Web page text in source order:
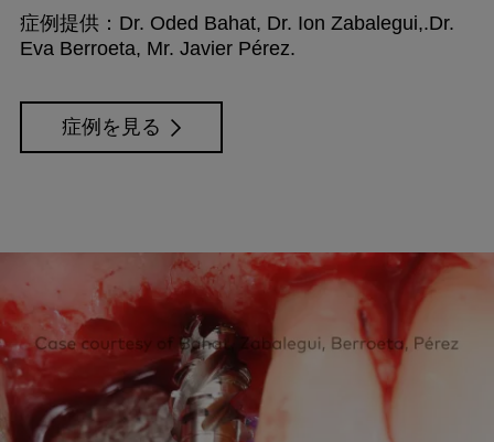
症例提供：Dr. Oded Bahat, Dr. Ion Zabalegui,.Dr.
Eva Berroeta, Mr. Javier Pérez.
症例を見る